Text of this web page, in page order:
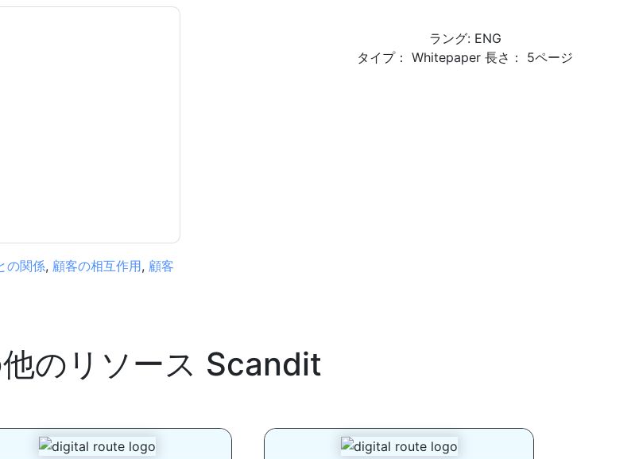
の関係, 顧客の相互作用, 顧客
ラング: ENG
タイプ： Whitepaper 長さ： 5ページ
のリソース Scandit